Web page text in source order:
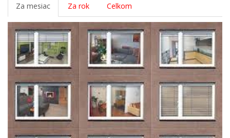
Za mesiac Za rok Celkom